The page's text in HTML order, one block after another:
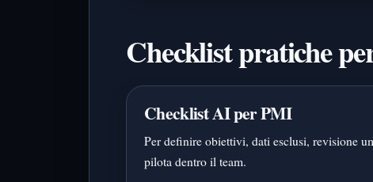
Checklist pratiche
Checklist AI per PMI
Per definire obiettivi, dati esclusi, revisione
pilota dentro il team.